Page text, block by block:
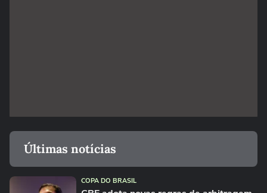
Últimas notícias
COPA DO BRASIL